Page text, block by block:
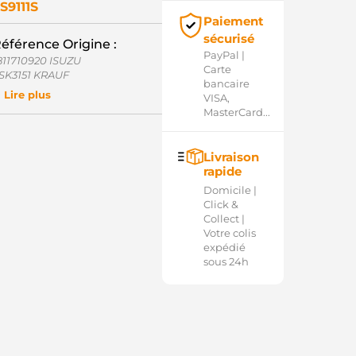
Origine :
ISUZU
KRAUF
AS-PL
AS-PL
ELECTROLOG
Lire plus
Paiement
sécurisé
PayPal |
Carte
bancaire
VISA,
MasterCard...
Livraison
rapide
Domicile |
Click &
Collect |
Votre colis
expédié
sous 24h